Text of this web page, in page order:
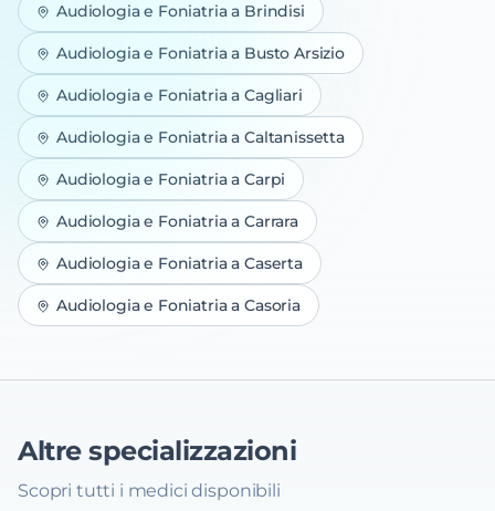
Audiologia e Foniatriaa Brindisi
Audiologia e Foniatriaa Busto Arsizio
Audiologia e FoniatriaaCagliari
Audiologia e FoniatriaaCaltanissetta
Audiologia e FoniatriaaCarpi
Audiologia e FoniatriaaCarrara
Audiologia e FoniatriaaCaserta
Audiologia e FoniatriaaCasoria
Altre specializzazioni
Scopri tutti i medici disponibili